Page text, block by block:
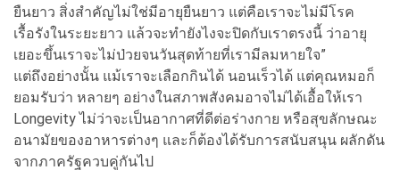
ยืนยาว สิ่งสำคัญไม่ใช่มีอายุยืนยาว แต่คือเราจะไม่มีโรค
เรื้อรังในระยะยาว แล้วจะทำยังไงจะปิดกับเราตรงนี้ ว่าอายุ
เยอะขึ้นเราจะไม่ป่วยจนวันสุดท้ายที่เรามีลมหายใจ”
แต่ถึงอย่างนั้น แม้เราจะเลือกกินได้ นอนเร็วได้ แต่คุณหมอก็
ยอมรับว่า หลายๆ อย่างในสภาพสังคมอาจไม่ได้เอื้อให้เรา
Longevity ไม่ว่าจะเป็นอากาศที่ดีต่อร่างกาย หรือสุขลักษณะ
อนามัยของอาหารต่างๆ และก็ต้องได้รับการสนับสนุน ผลักดัน
จากภาครัฐควบคู่กันไป